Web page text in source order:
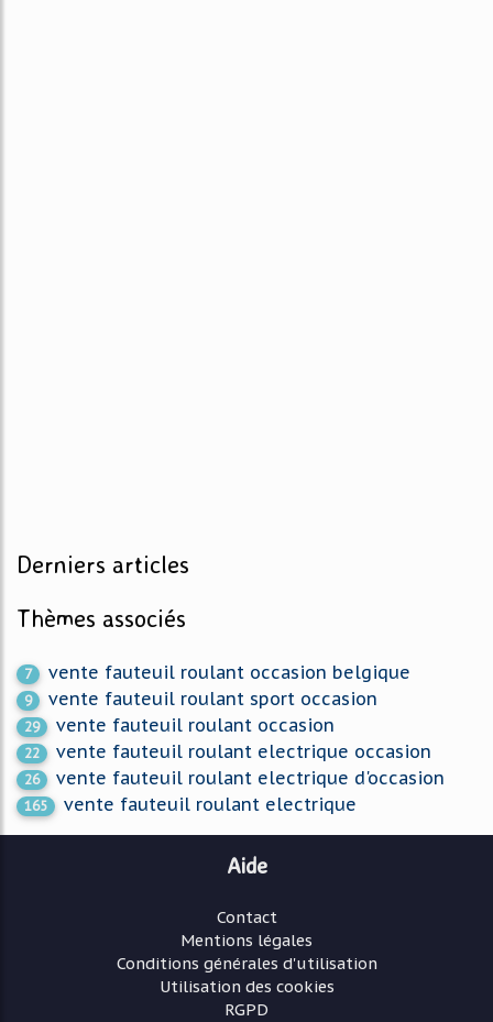
Derniers articles
Thèmes associés
7 vente fauteuil roulant occasion belgique
9 vente fauteuil roulant sport occasion
29 vente fauteuil roulant occasion
22 vente fauteuil roulant electrique occasion
26 vente fauteuil roulant electrique d'occasion
165 vente fauteuil roulant electrique
Aide
Contact
Mentions légales
Conditions générales d'utilisation
Utilisation des cookies
RGPD